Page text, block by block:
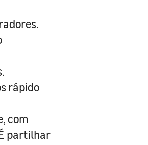
rápido
com
partilhar